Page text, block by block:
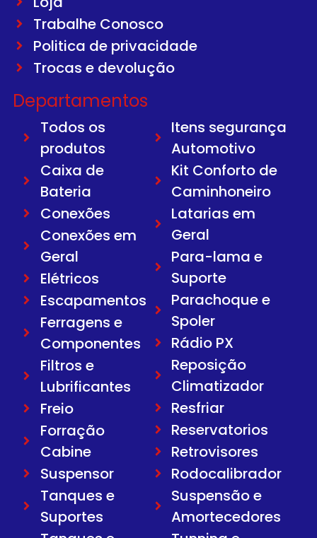
Trabalhe Conosco
Politica de privacidade
Trocas e devolução
Departamentos
Todos os
produtos
Caixa de
Bateria
Conexões
Conexões em
Geral
Elétricos
Escapamentos
Ferragens e
Componentes
Filtros e
Lubrificantes
Freio
Forração
Cabine
Suspensor
Tanques e
Suportes
Itens segurança
Automotivo
Kit Conforto de
Caminhoneiro
Latarias em
Geral
Para-lama e
Suporte
Parachoque e
Spoler
Rádio PX
Reposição
Climatizador
Resfriar
Reservatorios
Retrovisores
Rodocalibrador
Suspensão e
Amortecedores